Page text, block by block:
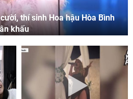
thí sinh Hoa hậu Hòa Bình
khấu